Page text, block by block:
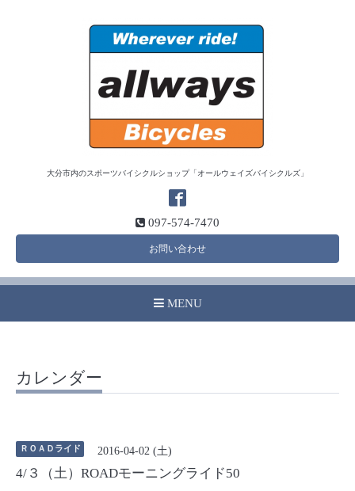
大分市内のスポーツバイシクルショップ「オールウェイズバイシクルズ」
097-574-7470
お問い合わせ
MENU
カレンダー
ＲＯＡＤライド 2016-04-02 (土)
4/３（土）ROADモーニングライド50